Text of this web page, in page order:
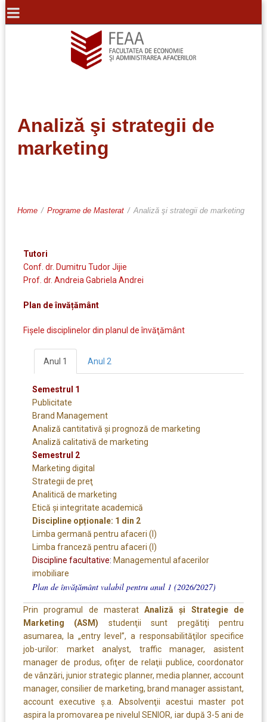
Analiză şi strategii de
marketing
Home / Programe de Masterat / Analiză şi strategii de marketing
Tutori
Conf. dr. Dumitru Tudor Jijie
Prof. dr. Andreia Gabriela Andrei
Plan de învățământ
Fişele disciplinelor din planul de învăţământ
Anul 1 Anul 2
Semestrul 1
Publicitate
Brand Management
Analiză cantitativă şi prognoză de marketing
Analiză calitativă de marketing
Semestrul 2
Marketing digital
Strategii de preţ
Analitică de marketing
Etică și integritate academică
Discipline opționale: 1 din 2
Limba germană pentru afaceri (I)
Limba franceză pentru afaceri (I)
Discipline facultative: Managementul afacerilor
imobiliare
Plan de învățământ valabil pentru anul 1 (2026/2027)
Prin programul de masteratAnaliză şi Strategie de
Marketing (ASM) studenţii sunt pregătiţi pentru
asumarea, la „entry level”, a responsabilităţilor specifice
job-urilor: market analyst, traffic manager, asistent
manager de produs, ofiţer de relaţii publice, coordonator
de vânzări, junior strategic planner, media planner, account
manager, consilier de marketing, brand manager assistant,
account executive ş.a. Absolvenţii acestui master pot
aspira la promovarea pe nivelul SENIOR, iar după 3-5 ani de